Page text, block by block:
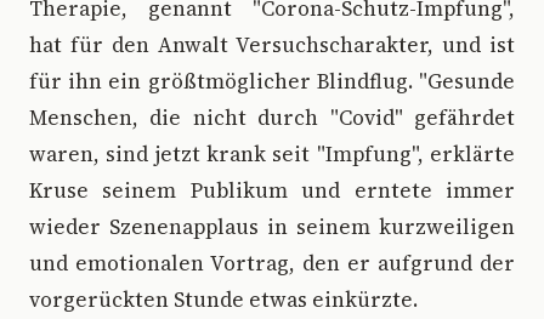
Therapie, genannt "Corona-Schutz-Impfung",
hat für den Anwalt Versuchscharakter, und ist
für ihn ein größtmöglicher Blindflug. "Gesunde
Menschen, die nicht durch "Covid" gefährdet
waren, sind jetzt krank seit "Impfung", erklärte
Kruse seinem Publikum und erntete immer
wieder Szenenapplaus in seinem kurzweiligen
und emotionalen Vortrag, den er aufgrund der
vorgerückten Stunde etwas einkürzte.